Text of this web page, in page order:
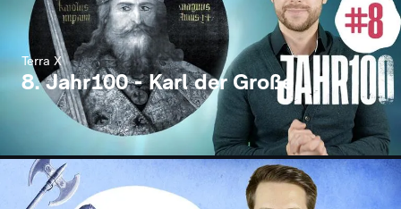
Terra X
8. Jahr100 - Karl der Große